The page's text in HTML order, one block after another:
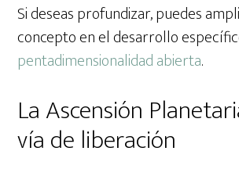
Si deseas profundizar, puedes
concepto en el desarrollo
pentadimensionalidad abierta.
La Ascensión
vía de liberación